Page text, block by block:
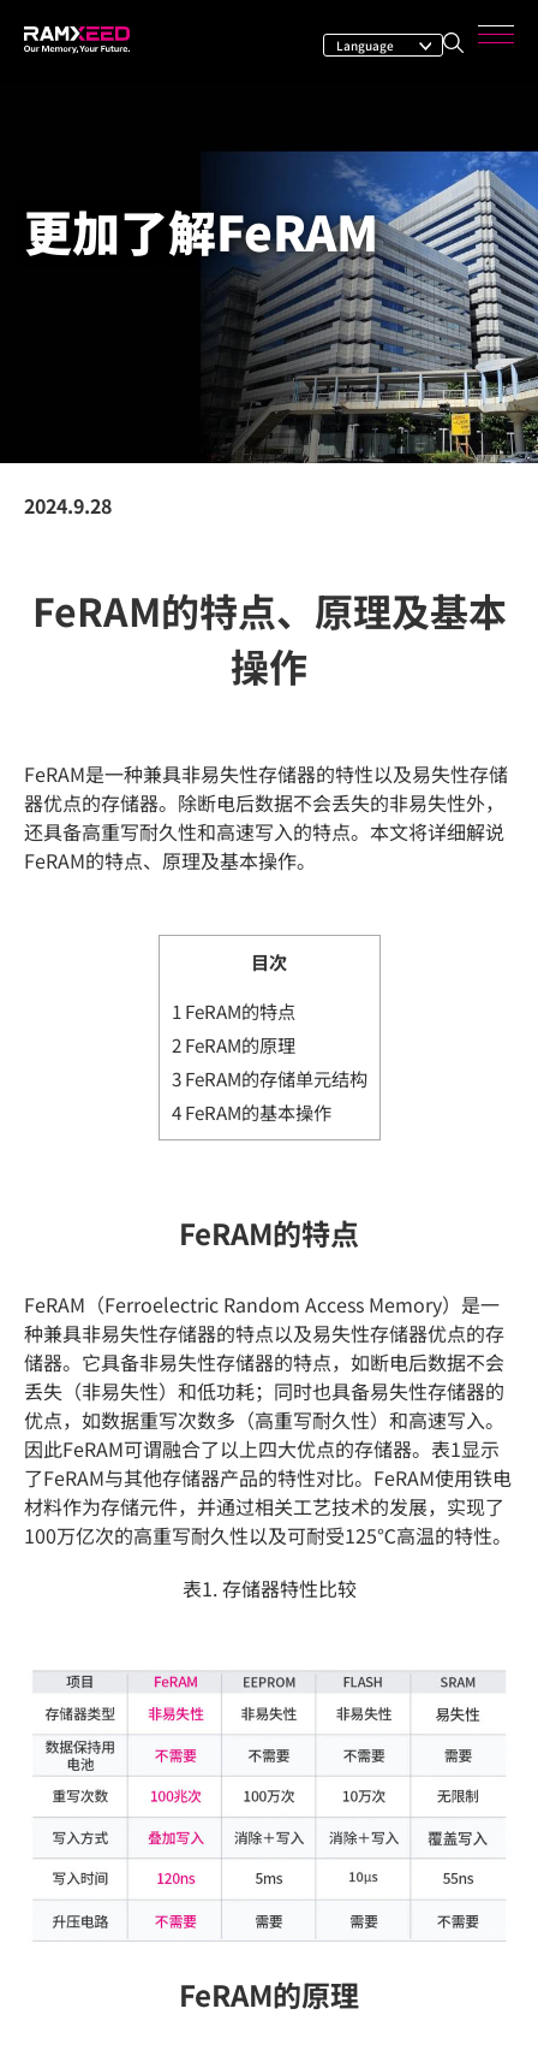
更加了解FeRAM
2024.9.28
FeRAM的特点、原理及基本
操作
FeRAM是一种兼具非易失性存储器的特性以及易失性存储
器优点的存储器。除断电后数据不会丢失的非易失性外，
还具备高重写耐久性和高速写入的特点。本文将详细解说
FeRAM的特点、原理及基本操作。
目次
1 FeRAM的特点
2FeRAM的原理
3FeRAM的存储单元结构
4FeRAM的基本操作
FeRAM的特点
FeRAM（Ferroelectric Random Access Memory）是一
种兼具非易失性存储器的特点以及易失性存储器优点的存
储器。它具备非易失性存储器的特点，如断电后数据不会
丢失（非易失性）和低功耗；同时也具备易失性存储器的
优点，如数据重写次数多（高重写耐久性）和高速写入。
因此FeRAM可谓融合了以上四大优点的存储器。表1显示
了FeRAM与其他存储器产品的特性对比。FeRAM使用铁电
材料作为存储元件，并通过相关工艺技术的发展，实现了
100万亿次的高重写耐久性以及可耐受125℃高温的特性。
表1. 存储器特性比较
FeRAM的原理